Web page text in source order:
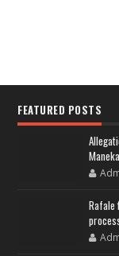
FEATURED POSTS
Rafale